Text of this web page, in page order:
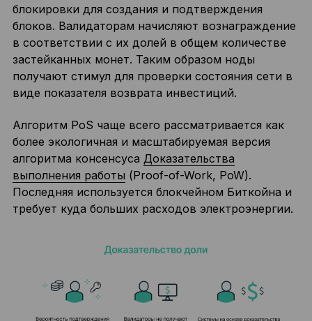
блокировки для создания и подтверждения
блоков. Валидаторам начисляют вознаграждение
в соответствии с их долей в общем количестве
застейканных монет. Таким образом ноды
получают стимул для проверки состояния сети в
виде показателя возврата инвестиций.
Алгоритм PoS чаще всего рассматривается как
более экологичная и масштабируемая версия
алгоритма консенсуса Доказательства
выполнения работы (Proof-of-Work, PoW).
Последняя используется блокчейном Биткойна и
требует куда больших расходов электроэнергии.